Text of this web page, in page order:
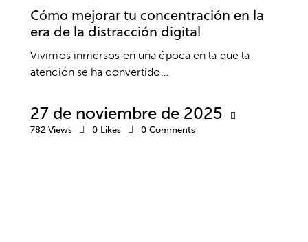
Cómo mejorar tu concentración en la
era de la distracción digital
Vivimos inmersos en una época en la que la
atención se ha convertido…
27 de noviembre de 2025
782 Views 0 Likes 0 Comments